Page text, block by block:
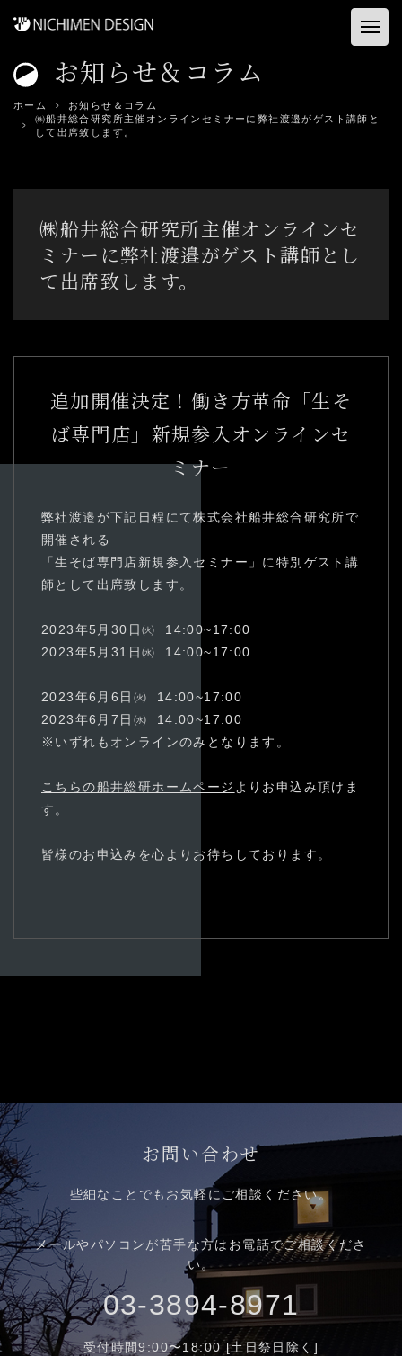
ホーム
お客様の声
コンサル&プロデュース
資料ダウンロード
03-3894-8971
受付時間9:00〜18:00 [土日祭日除く]
お知らせ＆コラム
ホーム
お知らせ＆コラム
㈱船井総合研究所主催オンラインセミナーに弊社渡邉がゲスト講師と
して出席致します。
㈱船井総合研究所主催オンラインセ
ミナーに弊社渡邉がゲスト講師とし
て出席致します。
追加開催決定！働き方革命「生そ
ば専門店」新規参入オンラインセ
ミナー
弊社渡邉が下記日程にて株式会社船井総合研究所で
開催される
「生そば専門店新規参入セミナー」に特別ゲスト講
師として出席致します。
2023年5月30日㈫ 14:00~17:00
2023年5月31日㈬ 14:00~17:00
2023年6月6日㈫ 14:00~17:00
2023年6月7日㈬ 14:00~17:00
※いずれもオンラインのみとなります。
こちらの船井総研ホームページ よりお申込み頂けま
す。
皆様のお申込みを心よりお待ちしております。
お問い合わせ
些細なことでもお気軽にご相談ください。
メールやパソコンが苦手な方はお電話でご相談くださ
い。
03-3894-8971
受付時間9:00〜18:00 [土日祭日除く]